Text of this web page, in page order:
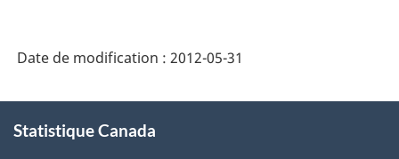
comptes
économiques
canadiens
Date de modification : 2012-05-31
propos
Statistique Canada